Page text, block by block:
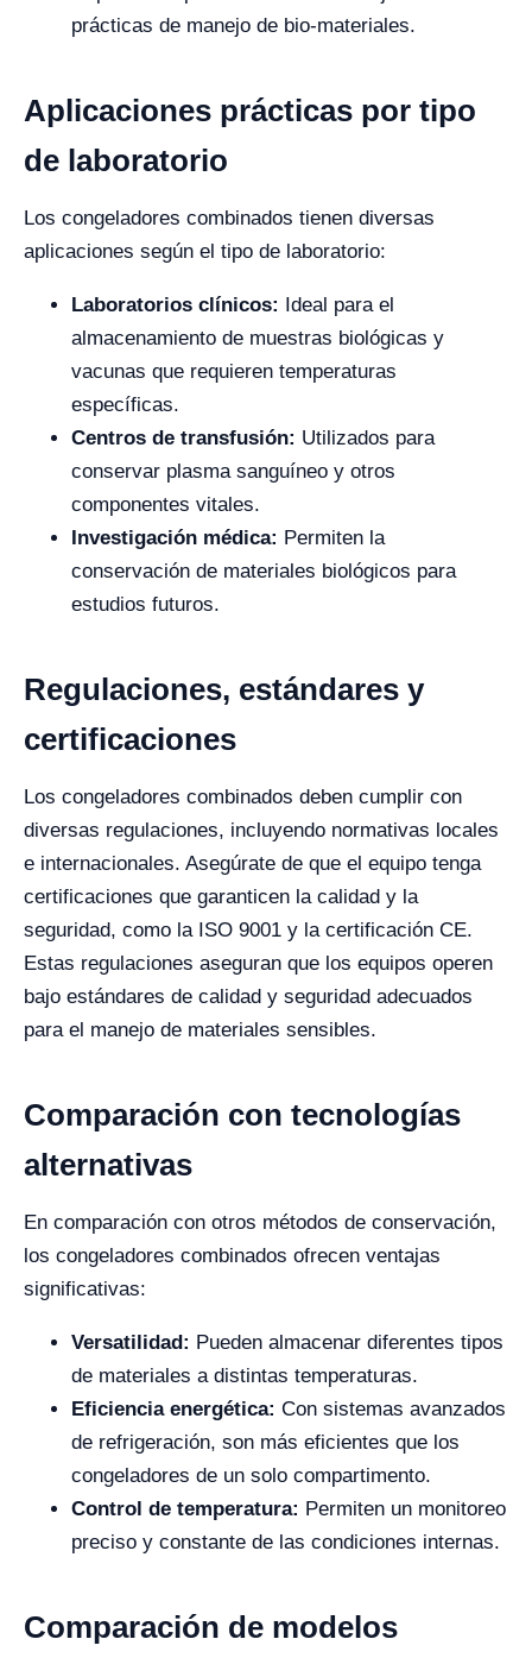
prácticas de manejo de bio-materiales.
Aplicaciones prácticas por tipo
de laboratorio
Los congeladores combinados tienen diversas
aplicaciones según el tipo de laboratorio:
Laboratorios clínicos: Ideal para el
almacenamiento de muestras biológicas y
vacunas que requieren temperaturas
específicas.
Centros de transfusión: Utilizados para
conservar plasma sanguíneo y otros
componentes vitales.
Investigación médica: Permiten la
conservación de materiales biológicos para
estudios futuros.
Regulaciones, estándares y
certificaciones
Los congeladores combinados deben cumplir con
diversas regulaciones, incluyendo normativas locales
e internacionales. Asegúrate de que el equipo tenga
certificaciones que garanticen la calidad y la
seguridad, como la ISO 9001 y la certificación CE.
Estas regulaciones aseguran que los equipos operen
bajo estándares de calidad y seguridad adecuados
para el manejo de materiales sensibles.
Comparación con tecnologías
alternativas
En comparación con otros métodos de conservación,
los congeladores combinados ofrecen ventajas
significativas:
Versatilidad: Pueden almacenar diferentes tipos
de materiales a distintas temperaturas.
Eficiencia energética: Con sistemas avanzados
de refrigeración, son más eficientes que los
congeladores de un solo compartimento.
Control de temperatura: Permiten un monitoreo
preciso y constante de las condiciones internas.
Comparación de modelos